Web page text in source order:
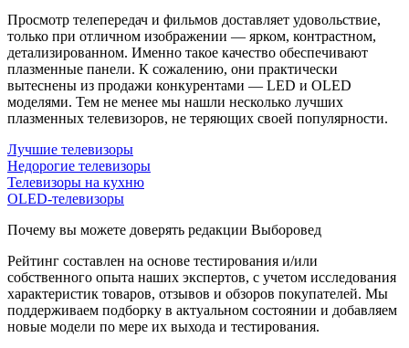
Просмотр телепередач и фильмов доставляет удовольствие,
только при отличном изображении — ярком, контрастном,
детализированном. Именно такое качество обеспечивают
плазменные панели. К сожалению, они практически
вытеснены из продажи конкурентами — LED и OLED
моделями. Тем не менее мы нашли несколько лучших
плазменных телевизоров, не теряющих своей популярности.
Лучшие телевизоры
Недорогие телевизоры
Телевизоры на кухню
OLED-телевизоры
Почему вы можете доверять редакции Выборовед
Рейтинг составлен на основе тестирования и/или
собственного опыта наших экспертов, с учетом исследования
характеристик товаров, отзывов и обзоров покупателей. Мы
поддерживаем подборку в актуальном состоянии и добавляем
новые модели по мере их выхода и тестирования.